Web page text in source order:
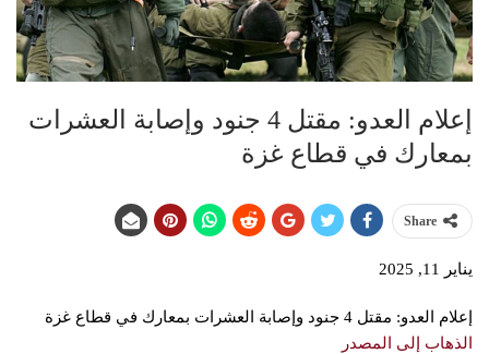
إعلام العدو: مقتل 4 جنود وإصابة العشرات
بمعارك في قطاع غزة
Share
يناير 11, 2025
إعلام العدو: مقتل 4 جنود وإصابة العشرات بمعارك في قطاع غزة
الذهاب إلى المصدر